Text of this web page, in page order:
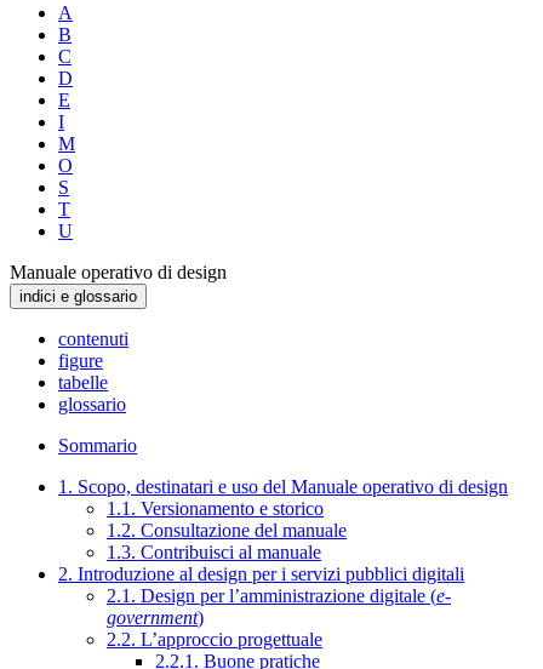
A
B
C
D
E
I
M
O
S
T
U
Manuale operativo di design
indici e glossario
contenuti
figure
tabelle
glossario
Sommario
1. Scopo, destinatari e uso del Manuale operativo di design
1.1. Versionamento e storico
1.2. Consultazione del manuale
1.3. Contribuisci al manuale
2. Introduzione al design per i servizi pubblici digitali
2.1. Design per l’amministrazione digitale (e-
government)
2.2. L’approccio progettuale
2.2.1. Buone pratiche